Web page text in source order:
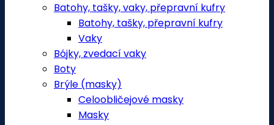
Batohy, tašky, vaky, přepravní kufry
Batohy, tašky, přepravní kufry
Vaky
Bójky, zvedací vaky
Boty
Brýle (masky)
Celoobličejové masky
Masky